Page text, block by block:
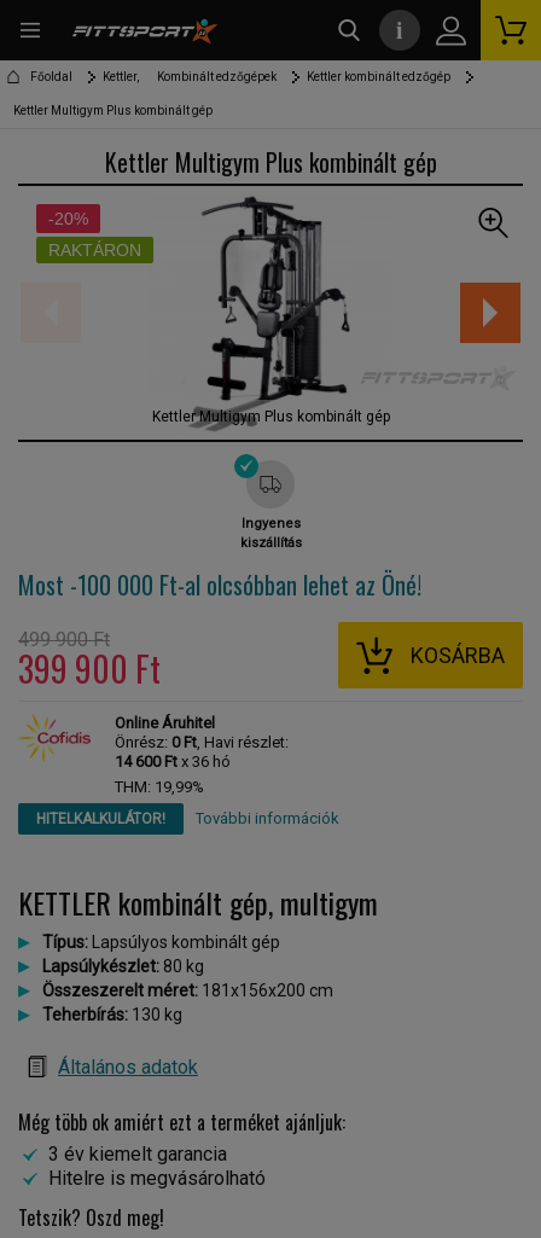
Főoldal Kettler, Kombinált edzőgépek Kettler kombinált edzőgép
Kettler Multigym Plus kombinált gép
Kettler Multigym Plus kombinált gép
-20%
RAKTÁRON
Kettler Multigym Plus kombinált gép
Ingyenes
kiszállítás
Most -100 000 Ft-al olcsóbban lehet az Öné!
499 900 Ft
399 900 Ft KOSÁRBA
Online Áruhitel
Önrész: 0 Ft, Havi részlet:
14 600 Ft x 36 hó
THM: 19,99%
HITELKALKULÁTOR! További információk
KETTLER kombinált gép, multigym
Típus: Lapsúlyos kombinált gép
Lapsúlykészlet: 80 kg
Összeszerelt méret: 181x156x200 cm
Teherbírás: 130 kg
Általános adatok
Még több ok amiért ezt a terméket ajánljuk:
3 év kiemelt garancia
Hitelre is megvásárolható
Tetszik? Oszd meg!
i
kereső